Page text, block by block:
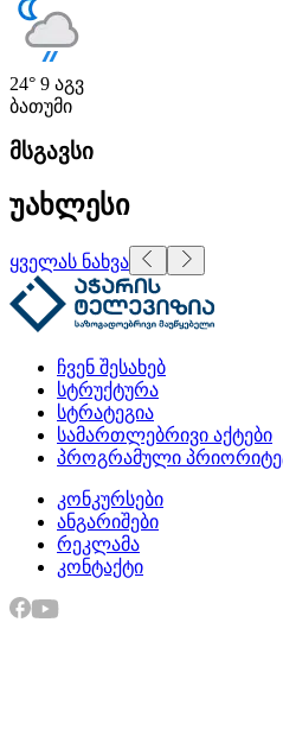
24° 9 აგვ
ბათუმი
მსგავსი
უახლესი
ყველას ნახვა
ჩვენ შესახებ
სტრუქტურა
სტრატეგია
სამართლებრივი აქტები
პროგრამული
კონკურსები
ანგარიშები
რეკლამა
კონტაქტი